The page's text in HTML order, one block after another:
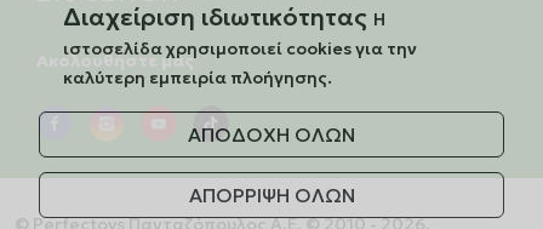
Ακολουθήστε μας
© Perfectoys Πανταζόπουλος Α.Ε. © 2010 - 2026.
Διαχείριση ιδιωτικότητας Η
ιστοσελίδα χρησιμοποιεί cookies για την
καλύτερη εμπειρία πλοήγησης.
ΑΠΟΔΟΧΗ ΟΛΩΝ
ΑΠΟΡΡΙΨΗ ΟΛΩΝ